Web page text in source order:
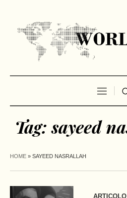
Tag:sayeed
HOME » SAYEED NASRALLAH
ARTICOLO